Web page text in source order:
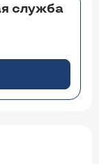
служба